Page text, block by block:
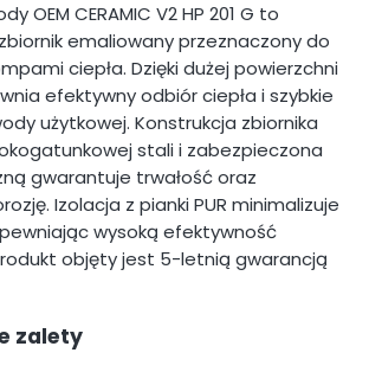
OEM CERAMIC V2 HP 201 G to
emaliowany przeznaczony do
ciepła. Dzięki dużej powierzchni
efektywny odbiór ciepła i szybkie
użytkowej. Konstrukcja zbiornika
stali i zabezpieczona
gwarantuje trwałość oraz
Izolacja z pianki PUR minimalizuje
wysoką efektywność
objęty jest 5-letnią gwarancją
zalety